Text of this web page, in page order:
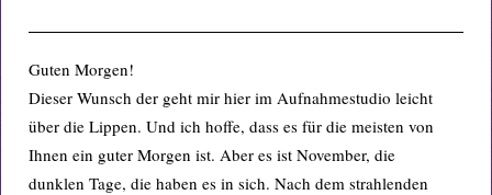
Guten Morgen!
Dieser Wunsch der geht mir hier im Aufnahmestudio leicht
über die Lippen. Und ich hoffe, dass es für die meisten von
Ihnen ein guter Morgen ist. Aber es ist November, die
dunklen Tage, die haben es in sich. Nach dem strahlenden